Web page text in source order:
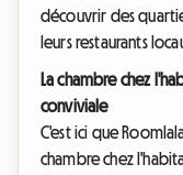
découvrir des
leurs restaurants
La chambre chez
conviviale
C'est ici que
chambre chez